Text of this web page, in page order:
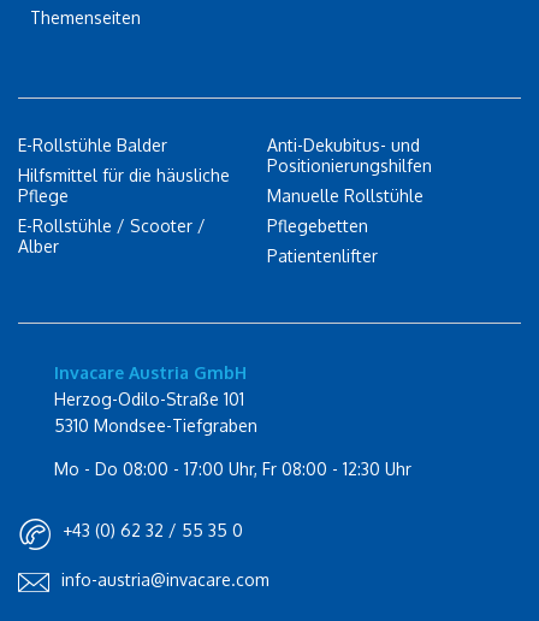
Themenseiten
E-Rollstühle Balder
Hilfsmittel für die häusliche
Pflege
E-Rollstühle / Scooter /
Alber
Anti-Dekubitus- und
Positionierungshilfen
Manuelle Rollstühle
Pflegebetten
Patientenlifter
Invacare Austria GmbH
Herzog-Odilo-Straße 101
5310 Mondsee-Tiefgraben
Mo - Do 08:00 - 17:00 Uhr, Fr 08:00 - 12:30 Uhr
+43 (0) 62 32 / 55 35 0
info-austria@invacare.com